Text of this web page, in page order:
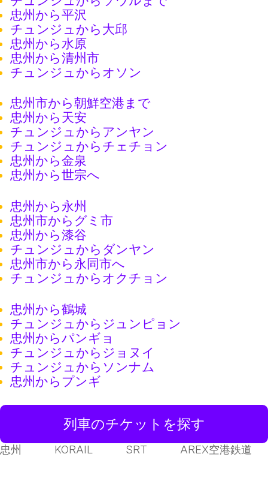
忠州から平沢
チュンジュから大邱
忠州から水原
忠州から清州市
チュンジュからオソン
忠州市から朝鮮空港まで
忠州から天安
チュンジュからアンヤン
チュンジュからチェチョン
忠州から金泉
忠州から世宗へ
忠州から永州
忠州市からグミ市
忠州から漆谷
チュンジュからダンヤン
忠州市から永同市へ
チュンジュからオクチョン
忠州から鶴城
チュンジュからジュンピョン
忠州からパンギョ
チュンジュからジョヌイ
チュンジュからソンナム
忠州からプンギ
列車のチケットを探す
忠州 KORAIL SRT AREX空港鉄道